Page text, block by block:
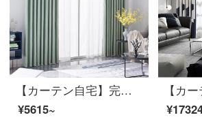
【カーテン自宅】完成品のカーテン遮光布リビングルームのひびが簡単で高精密で現代的に定型化された純色のカーテンをカスタマイズしてLDC 20 FC-126少女緑Sフックを取り付ける。
¥5615~